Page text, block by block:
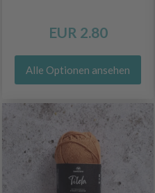
EUR 2.80
Alle Optionen ansehen